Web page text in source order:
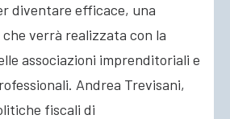
diventare efficace, una
verrà realizzata con la
associazioni imprenditoriali e
Andrea Trevisani,
fiscali di